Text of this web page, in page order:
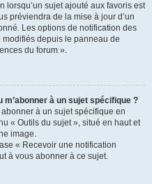
lorsqu’un sujet ajouté aux favoris est
préviendra de la mise à jour d’un
Les options de notification des
depuis le panneau de
du forum ».
à un sujet spécifique ?
à un sujet spécifique en
« Outils du sujet », situé en haut et
image.
« Recevoir une notification
à vous abonner à ce sujet.